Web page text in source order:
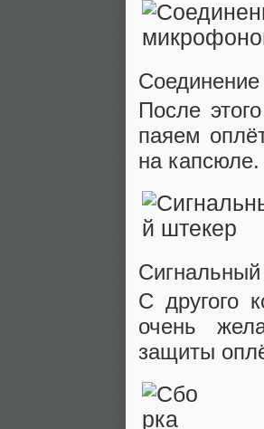
После
паяем
на капсюле.
С другого
очень
защиты